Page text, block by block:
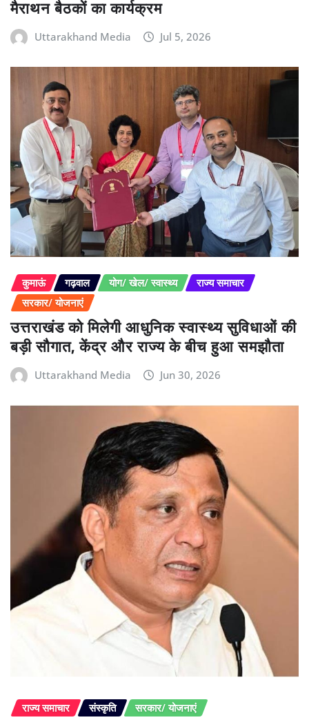
मैराथन बैठकों का कार्यक्रम
Uttarakhand Media Jul 5, 2026
कुमाऊं गढ़वाल योग/ खेल/ स्वास्थ्य
राज्य समाचार
सरकार/ योजनाएं
उत्तराखंड को मिलेगी आधुनिक स्वास्थ्य सुविधाओं की
बड़ी सौगात, केंद्र और राज्य के बीच हुआ समझौता
Uttarakhand Media Jun 30, 2026
राज्य समाचार संस्कृति सरकार/ योजनाएं